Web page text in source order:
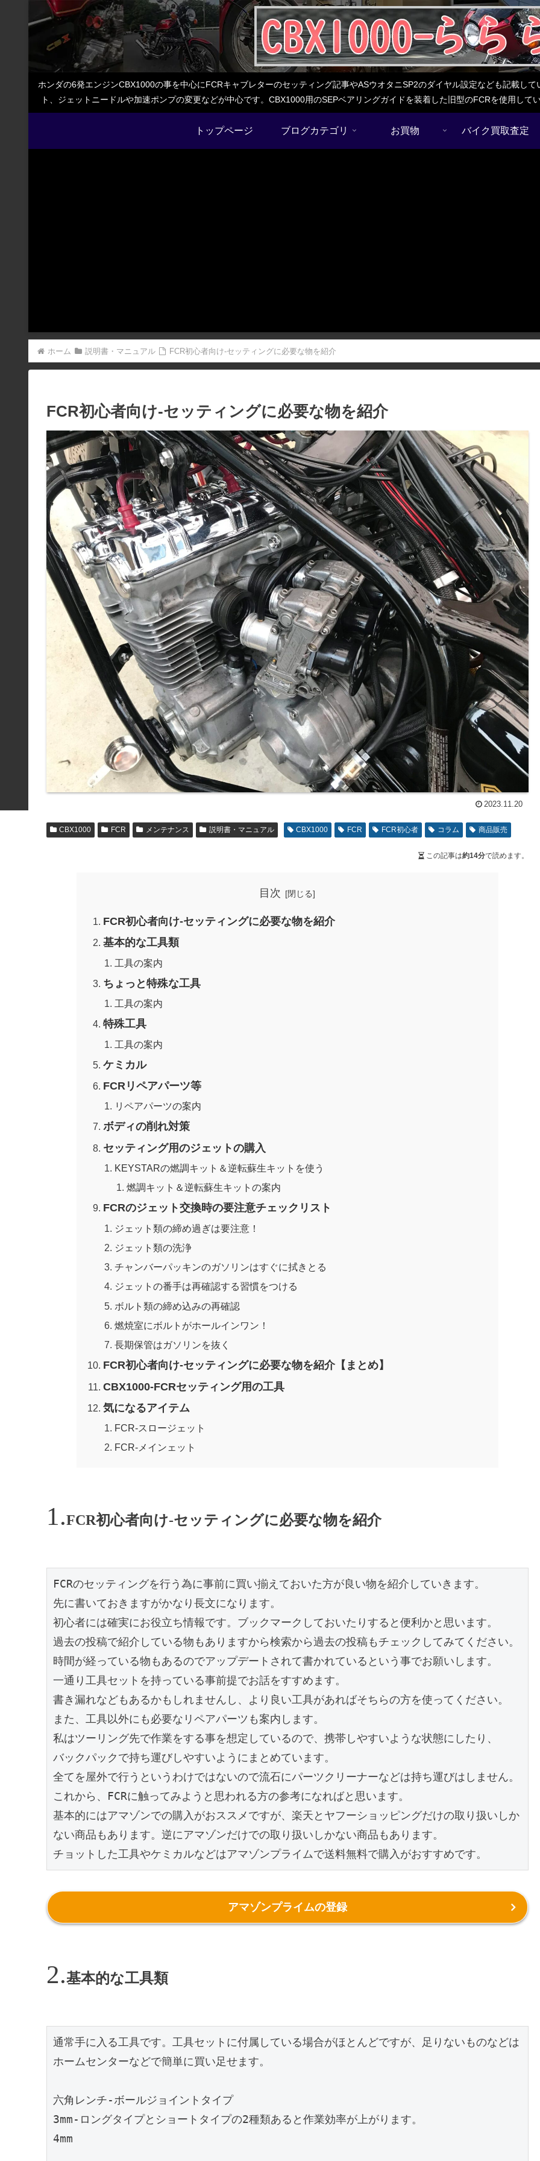
ホンダの6発エンジンCBX1000の事を中心にFCRキャブレターのセッティング記事やASウオタニSP2のダイヤル設定なども記載し
ト、ジェットニードルや加速ポンプの変更などが中心です。CBX1000用のSEPベアリングガイドを装着した旧型のFCRを使用し
トップページ ブログカテゴリ お買物 バイク買取査定
ホーム 説明書・マニュアル FCR初心者向け-セッティングに必要な物を紹介
FCR初心者向け-セッティングに必要な物を紹介
2023.11.20
CBX1000 FCR メンテナンス 説明書・マニュアル CBX1000 FCR FCR初心者 コラム 商品販売
この記事は約14分で読めます。
目次
FCR初心者向け-セッティングに必要な物を紹介
基本的な工具類
工具の案内
ちょっと特殊な工具
工具の案内
特殊工具
工具の案内
ケミカル
FCRリペアパーツ等
リペアパーツの案内
ボディの削れ対策
セッティング用のジェットの購入
KEYSTARの燃調キット＆逆転蘇生キットを使う
燃調キット＆逆転蘇生キットの案内
FCRのジェット交換時の要注意チェックリスト
ジェット類の締め過ぎは要注意！
ジェット類の洗浄
チャンバーパッキンのガソリンはすぐに拭きとる
ジェットの番手は再確認する習慣をつける
ボルト類の締め込みの再確認
燃焼室にボルトがホールインワン！
長期保管はガソリンを抜く
FCR初心者向け-セッティングに必要な物を紹介【まとめ】
CBX1000-FCRセッティング用の工具
気になるアイテム
FCR-スロージェット
FCR-メインェット
FCR初心者向け-セッティングに必要な物を紹介
FCRのセッティングを行う為に事前に買い揃えておいた方が良い物を紹介していきます。
先に書いておきますがかなり長文になります。
初心者には確実にお役立ち情報です。ブックマークしておいたりすると便利かと思います。
過去の投稿で紹介している物もありますから検索から過去の投稿もチェックしてみてください。
時間が経っている物もあるのでアップデートされて書かれているという事でお願いします。
一通り工具セットを持っている事前提でお話をすすめます。
書き漏れなどもあるかもしれませんし、より良い工具があればそちらの方を使ってください。
また、工具以外にも必要なリペアパーツも案内します。
私はツーリング先で作業をする事を想定しているので、携帯しやすいような状態にしたり、
バックパックで持ち運びしやすいようにまとめています。
全てを屋外で行うというわけではないので流石にパーツクリーナーなどは持ち運びはしません。
これから、FCRに触ってみようと思われる方の参考になればと思います。
基本的にはアマゾンでの購入がおススメですが、楽天とヤフーショッピングだけの取り扱いしか
ない商品もあります。逆にアマゾンだけでの取り扱いしかない商品もあります。
チョットした工具やケミカルなどはアマゾンプライムで送料無料で購入がおすすめです。
アマゾンプライムの登録
基本的な工具類
通常手に入る工具です。工具セットに付属している場合がほとんどですが、足りないものなどは
ホームセンターなどで簡単に買い足せます。
六角レンチ-ボールジョイントタイプ
3mm-ロングタイプとショートタイプの2種類あると作業効率が上がります。
4mm